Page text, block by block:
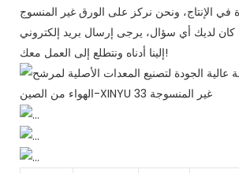
في الإنتاج، ونحن نركز على الورق غير المنسوج
كان لديك أي سؤال، يرجى إرسال بريد إلكتروني
إلينا أدناه ونتطلع إلى العمل معك!